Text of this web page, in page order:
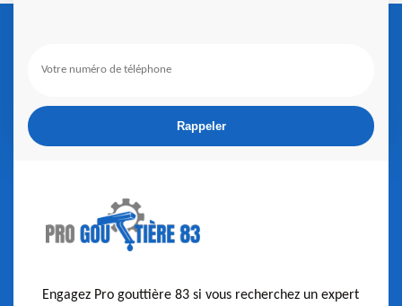
Engagez Pro gouttière 83 si vous recherchez un expert